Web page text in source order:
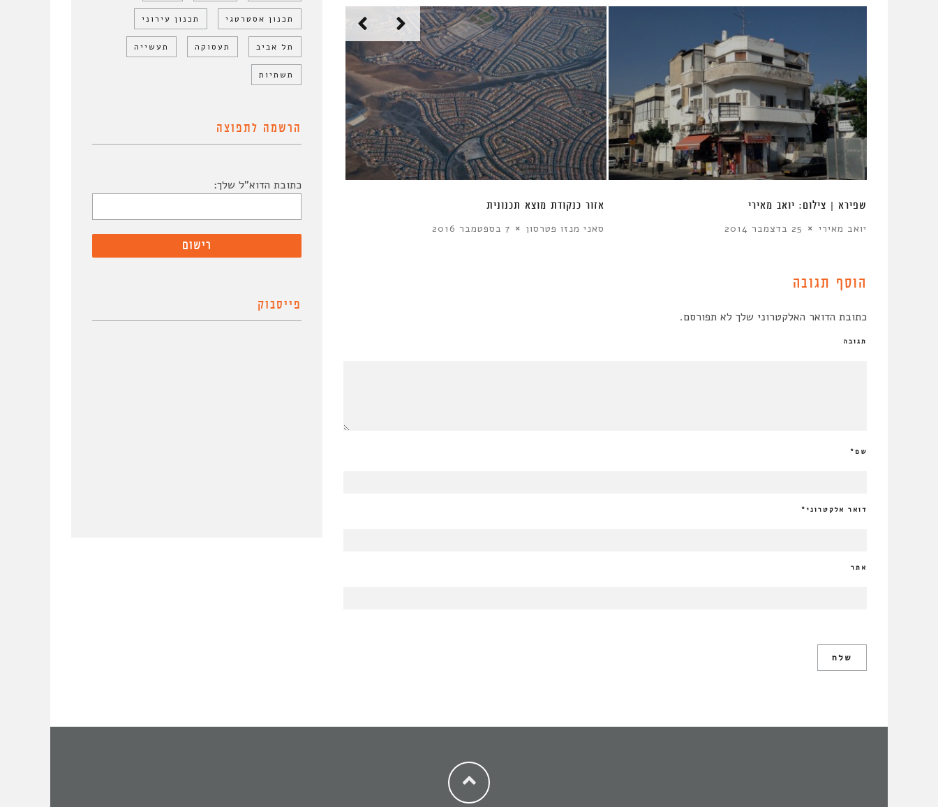
אִזור כנקודת מוצא תכנונית
סאני מנזו פטרסון 7 בספטמבר 2016
שפירא | צילום: יואב מאירי
יואב מאירי 25 בדצמבר 2014
הוסף תגובה
כתובת הדואר האלקטרוני שלך לא תפורסם.
תגובה
שם*
דואר אלקטרוני *
אתר
תכנון אסטרטגי תכנון עירוני
תל אביב תעסוקה תעשייה
תשתיות
הרשמה לתפוצה
כתובת הדוא"ל שלך:
פייסבוק